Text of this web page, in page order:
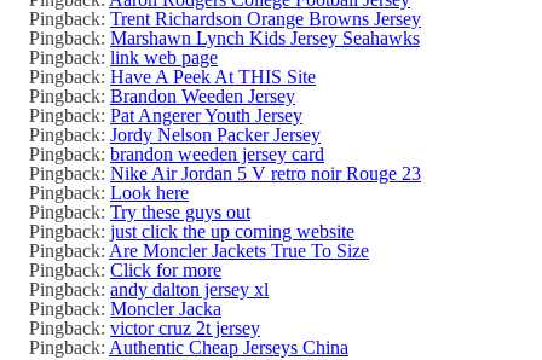
Pingback: Trent Richardson Orange Browns Jersey
Pingback: Marshawn Lynch Kids Jersey Seahawks
Pingback: link web page
Pingback: Have A Peek At THIS Site
Pingback: Brandon Weeden Jersey
Pingback: Pat Angerer Youth Jersey
Pingback: Jordy Nelson Packer Jersey
Pingback: brandon weeden jersey card
Pingback: Nike Air Jordan 5 V retro noir Rouge 23
Pingback: Look here
Pingback: Try these guys out
Pingback: just click the up coming website
Pingback: Are Moncler Jackets True To Size
Pingback: Click for more
Pingback: andy dalton jersey xl
Pingback: Moncler Jacka
Pingback: victor cruz 2t jersey
Pingback: Authentic Cheap Jerseys China